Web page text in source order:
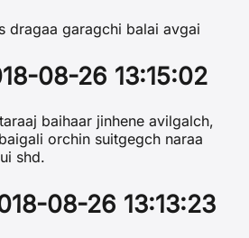
dragaa garagchi balai avgai
08-26 13:15:02
baihaar jinhene avilgalch,
orchin suitgegch naraa
shd.
08-26 13:13:23